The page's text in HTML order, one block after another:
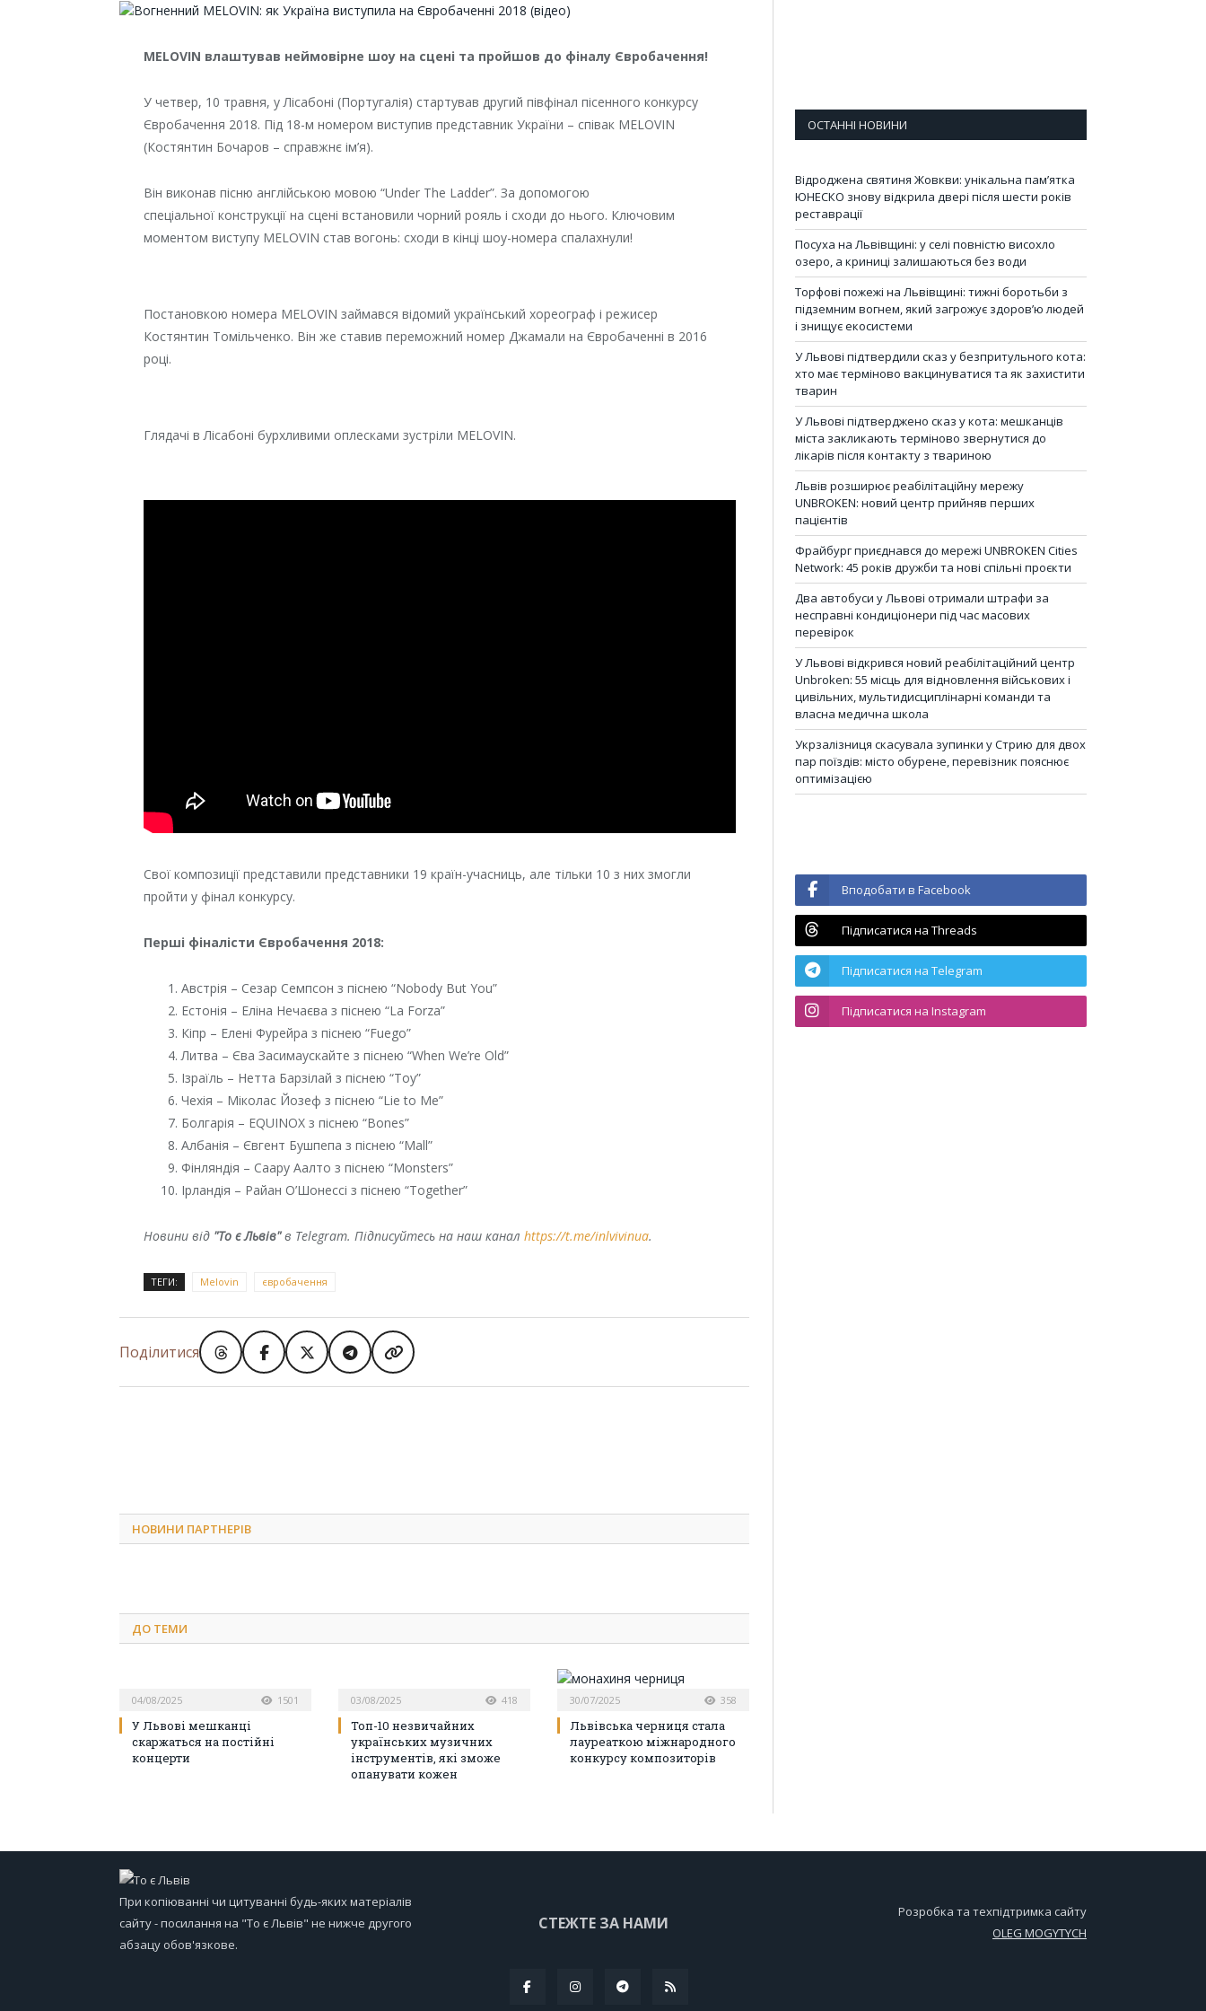
MELOVIN влаштував неймовірне шоу на сцені та пройшов до фіналу Євробачення!
У четвер, 10 травня, у Лісабоні (Португалія) стартував другий півфінал пісенного конкурсу
Євробачення 2018. Під 18-м номером виступив представник України – співак MELOVIN
(Костянтин Бочаров – справжнє ім’я).
Він виконав пісню англійською мовою “Under The Ladder”. За допомогою
спеціальної конструкції на сцені встановили чорний рояль і сходи до нього. Ключовим
моментом виступу MELOVIN став вогонь: сходи в кінці шоу-номера спалахнули!
Постановкою номера MELOVIN займався відомий український хореограф і режисер
Костянтин Томільченко. Він же ставив переможний номер Джамали на Євробаченні в 2016
році.
Глядачі в Лісабоні бурхливими оплесками зустріли MELOVIN.
Свої композиції представили представники 19 країн-учасниць, але тільки 10 з них змогли
пройти у фінал конкурсу.
Перші фіналісти Євробачення 2018:
Австрія – Сезар Семпсон з піснею “Nobody But You”
Естонія – Еліна Нечаєва з піснею “La Forza”
Кіпр – Елені Фурейра з піснею “Fuego”
Литва – Єва Засимаускайте з піснею “When We’re Old”
Ізраїль – Нетта Барзілай з піснею “Toy”
Чехія – Міколас Йозеф з піснею “Lie to Me”
Болгарія – EQUINOX з піснею “Bones”
Албанія – Євгент Бушпепа з піснею “Mall”
Фінляндія – Саару Аалто з піснею “Monsters”
Ірландія – Райан О’Шонессі з піснею “Together”
Новини від "То є Львів"в Telegram. Підписуйтесь на наш каналhttps://t.me/inlvivinua.
ТЕГИ: Melovin євробачення
Поділитися
НОВИНИ ПАРТНЕРІВ
ДО ТЕМИ
04/08/2025 1501
У Львові мешканці
скаржаться на постійні
концерти
03/08/2025 418
Топ-10 незвичайних
українських музичних
інструментів, які зможе
опанувати кожен
30/07/2025 358
Львівська черниця стала
лауреаткою міжнародного
конкурсу композиторів
ОСТАННІ НОВИНИ
Відроджена святиня Жовкви: унікальна пам’ятка
ЮНЕСКО знову відкрила двері після шести років
реставрації
Посуха на Львівщині: у селі повністю висохло
озеро, а криниці залишаються без води
Торфові пожежі на Львівщині: тижні боротьби з
підземним вогнем, який загрожує здоров’ю людей
і знищує екосистеми
У Львові підтвердили сказ у безпритульного кота:
хто має терміново вакцинуватися та як захистити
тварин
У Львові підтверджено сказ у кота: мешканців
міста закликають терміново звернутися до
лікарів після контакту з твариною
Львів розширює реабілітаційну мережу
UNBROKEN: новий центр прийняв перших
пацієнтів
Фрайбург приєднався до мережі UNBROKEN Cities
Network: 45 років дружби та нові спільні проєкти
Два автобуси у Львові отримали штрафи за
несправні кондиціонери під час масових
перевірок
У Львові відкрився новий реабілітаційний центр
Unbroken: 55 місць для відновлення військових і
цивільних, мультидисциплінарні команди та
власна медична школа
Укрзалізниця скасувала зупинки у Стрию для двох
пар поїздів: місто обурене, перевізник пояснює
оптимізацією
Вподобати в Facebook
Підписатися на Threads
Підписатися на Telegram
Підписатися на Instagram
При копіюванні чи цитуванні будь-яких матеріалів
сайту - посилання на "То є Львів" не нижче другого
абзацу обов'язкове.
СТЕЖТЕ ЗА НАМИ
Розробка та техпідтримка сайту
OLEG MOGYTYCH